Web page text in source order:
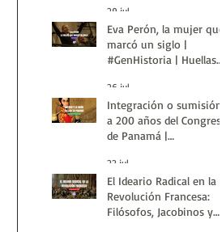
Historia
29 jul
Eva Perón, la mujer que
marcó un siglo |
#GenHistoria | Huellas
26 jul
Integración o sumisión:
a 200 años del Congreso
de Panamá |
as | Huellas de la
Historia
22 jul
El Ideario Radical en la
Revolución Francesa:
Filósofos, Jacobinos y